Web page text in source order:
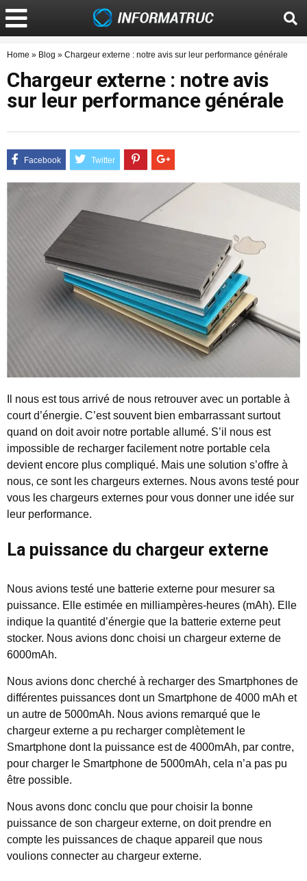
Home » Blog » Chargeur externe : notre avis sur leur performance générale
Chargeur externe : notre avis
sur leur performance générale
Il nous est tous arrivé de nous retrouver avec un portable à
court d’énergie. C’est souvent bien embarrassant surtout
quand on doit avoir notre portable allumé. S’il nous est
impossible de recharger facilement notre portable cela
devient encore plus compliqué. Mais une solution s’offre à
nous, ce sont les chargeurs externes. Nous avons testé pour
vous les chargeurs externes pour vous donner une idée sur
leur performance.
La puissance du chargeur externe
Nous avions testé une batterie externe pour mesurer sa
puissance. Elle estimée en milliampères-heures (mAh). Elle
indique la quantité d’énergie que la batterie externe peut
stocker. Nous avions donc choisi un chargeur externe de
6000mAh.
Nous avions donc cherché à recharger des Smartphones de
différentes puissances dont un Smartphone de 4000 mAh et
un autre de 5000mAh. Nous avions remarqué que le
chargeur externe a pu recharger complètement le
Smartphone dont la puissance est de 4000mAh, par contre,
pour charger le Smartphone de 5000mAh, cela n’a pas pu
être possible.
Nous avons donc conclu que pour choisir la bonne
puissance de son chargeur externe, on doit prendre en
compte les puissances de chaque appareil que nous
voulions connecter au chargeur externe.